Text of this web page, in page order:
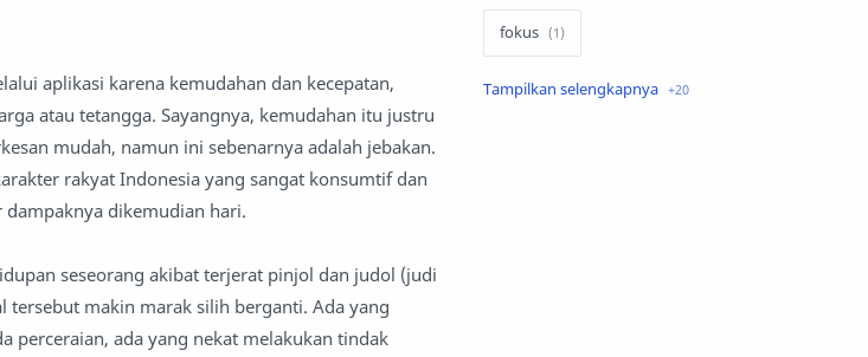
aplikasi karena kemudahan dan kecepatan,
atau tetangga. Sayangnya, kemudahan itu justru
mudah, namun ini sebenarnya adalah jebakan.
rakyat Indonesia yang sangat konsumtif dan
dikemudian hari.
seseorang akibat terjerat pinjol dan judol (judi
makin marak silih berganti. Ada yang
perceraian, ada yang nekat melakukan tindak
fokus
hukum internasional